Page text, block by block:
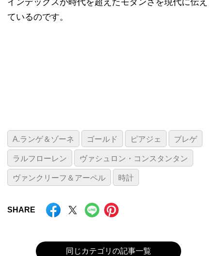
ているのです。
A.ランゲ＆ゾーネ ゴールド ピアジェ ブレゲ
ラルフローレン ヴァシュロン・コンスタンタン
ヴァンクリーフ＆アーペル 時計
SHARE
同じカテゴリの記事一覧